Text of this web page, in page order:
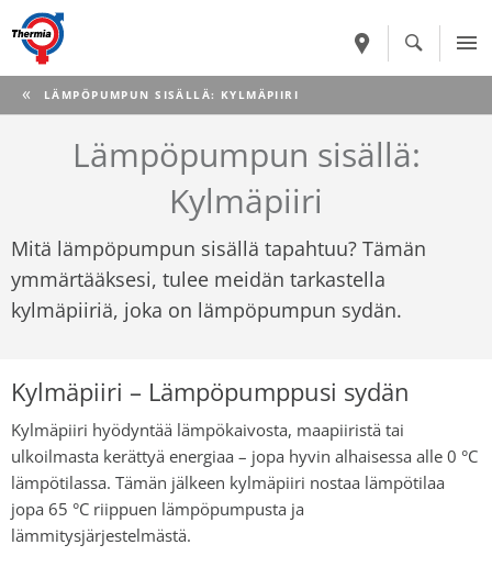
CURRENT:
LÄMPÖPUMPUN SISÄLLÄ: KYLMÄPIIRI
Lämpöpumpun sisällä:
Kylmäpiiri
Mitä lämpöpumpun sisällä tapahtuu? Tämän
ymmärtääksesi, tulee meidän tarkastella
kylmäpiiriä, joka on lämpöpumpun sydän.
Kylmäpiiri – Lämpöpumppusi sydän
Kylmäpiiri hyödyntää lämpökaivosta, maapiiristä tai
ulkoilmasta kerättyä energiaa – jopa hyvin alhaisessa alle 0 °C
lämpötilassa. Tämän jälkeen kylmäpiiri nostaa lämpötilaa
jopa 65 °C riippuen lämpöpumpusta ja
lämmitysjärjestelmästä.